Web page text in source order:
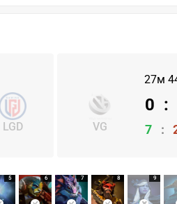
LGD
27м
VG
0 :
7 :
5 6 7 8 9